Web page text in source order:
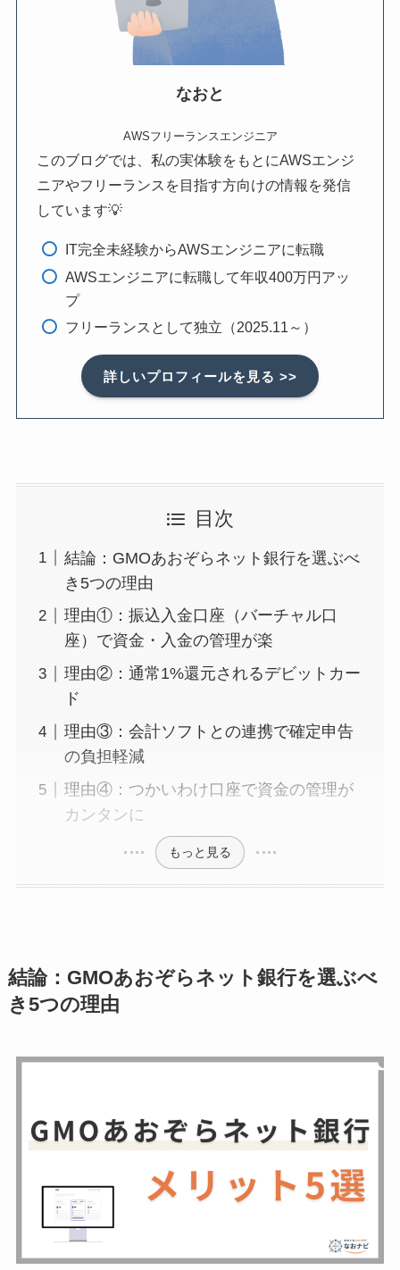
なおと
AWSフリーランスエンジニア
このブログでは、私の実体験をもとにAWSエンジ
ニアやフリーランスを目指す方向けの情報を発信
しています💡
IT完全未経験からAWSエンジニアに転職
AWSエンジニアに転職して年収400万円アッ
プ
フリーランスとして独立（2025.11～）
詳しいプロフィールを見る >>
目次
結論：GMOあおぞらネット銀行を選ぶべ
き5つの理由
理由①：振込入金口座（バーチャル口
座）で資金・入金の管理が楽
理由②：通常1%還元されるデビットカー
ド
理由③：会計ソフトとの連携で確定申告
の負担軽減
理由④：つかいわけ口座で資金の管理が
カンタンに
もっと見る
結論：GMOあおぞらネット銀行を選ぶべ
き5つの理由